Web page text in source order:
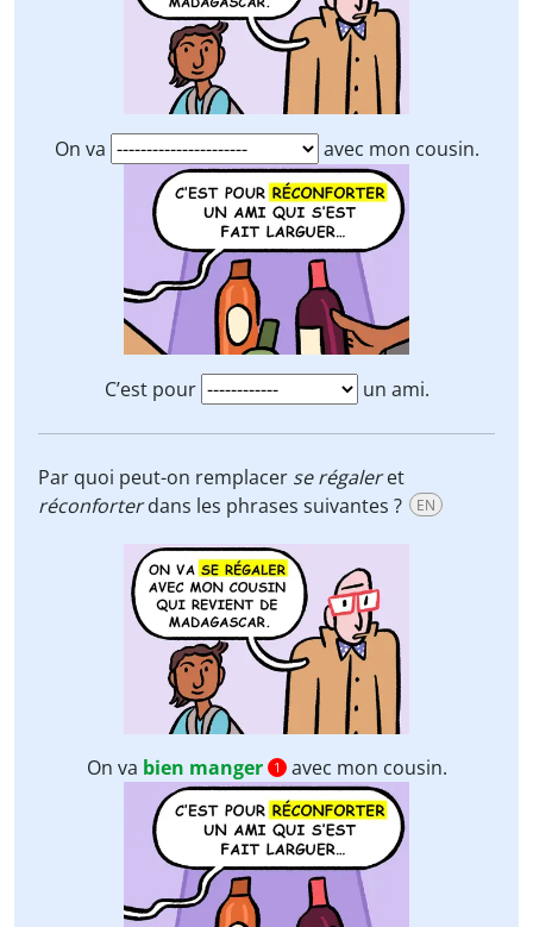
On va avec mon cousin.
C’est pour un ami.
Par quoi peut-on remplacer serégaleret
réconforterdans les phrases suivantes ? EN
On va bien manger 1 avec mon cousin.